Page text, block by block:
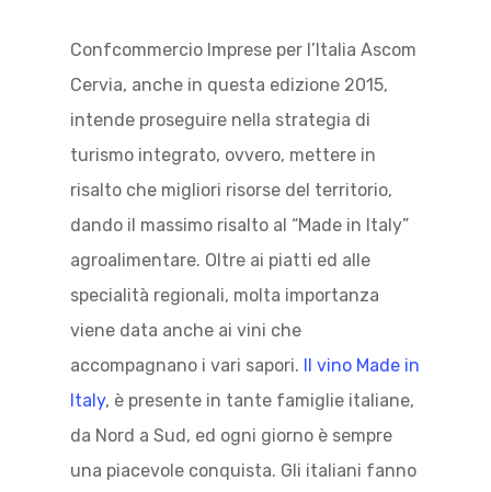
Confcommercio Imprese per l’Italia Ascom
Cervia, anche in questa edizione 2015,
intende proseguire nella strategia di
turismo integrato, ovvero, mettere in
risalto che migliori risorse del territorio,
dando il massimo risalto al “Made in Italy”
agroalimentare. Oltre ai piatti ed alle
specialità regionali, molta importanza
viene data anche ai vini che
accompagnano i vari sapori. Il vino Made in
Italy, è presente in tante famiglie italiane,
da Nord a Sud, ed ogni giorno è sempre
una piacevole conquista. Gli italiani fanno